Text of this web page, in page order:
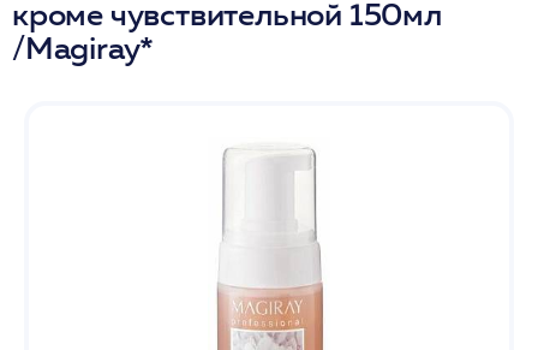
кроме чувствительной 150мл
/Magiray*